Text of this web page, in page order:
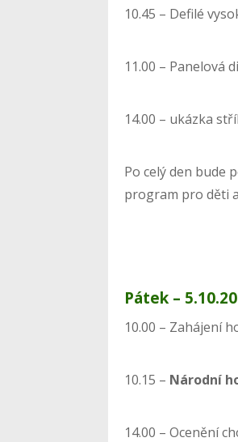
10.45 – Defilé
11.00 – Panelová
14.00 – ukázka
Po celý den bude
program pro děti
Pátek –
10.00 – Zahájení
10.15 – Národní
14.00 – Ocenění